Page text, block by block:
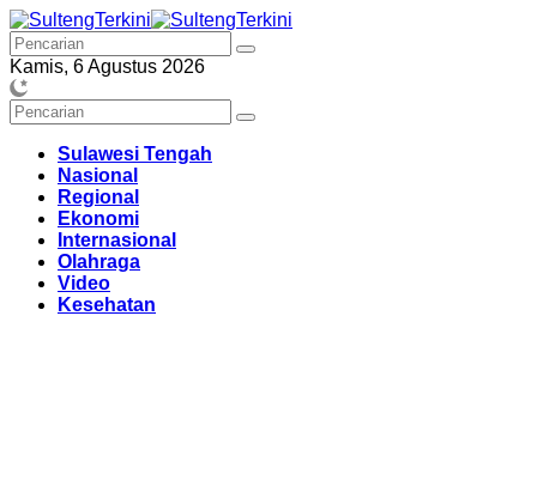
Langsung
ke
konten
Kamis, 6 Agustus 2026
Sulawesi Tengah
Nasional
Regional
Ekonomi
Internasional
Olahraga
Video
Kesehatan